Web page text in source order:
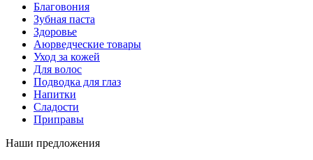
Благовония
Зубная паста
Здоровье
Аюрведческие товары
Уход за кожей
Для волос
Подводка для глаз
Напитки
Сладости
Приправы
Наши предложения